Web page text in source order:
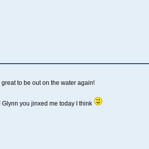
to be out on the water again!
you jinxed me today I think